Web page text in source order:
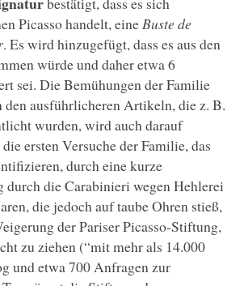
Picasso handelt, eine Buste de
. Es wird hinzugefügt, dass es aus den
würde und daher etwa 6
sei. Die Bemühungen der Familie
den ausführlicheren Artikeln, die z. B.
wurden, wird auch darauf
ersten Versuche der Familie, das
durch eine kurze
durch die Carabinieri wegen Hehlerei
die jedoch auf taube Ohren stieß,
der Pariser Picasso-Stiftung,
zu ziehen (“mit mehr als 14.000
und etwa 700 Anfragen zur